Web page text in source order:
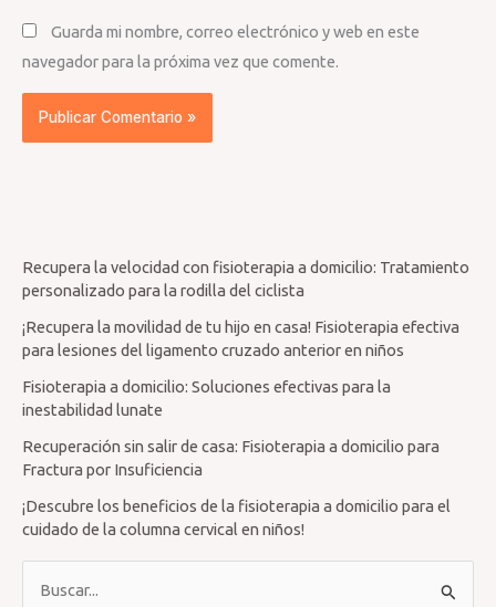
Guarda mi nombre, correo electrónico y web en este
navegador para la próxima vez que comente.
Recupera la velocidad con fisioterapia a domicilio: Tratamiento
personalizado para la rodilla del ciclista
¡Recupera la movilidad de tu hijo en casa! Fisioterapia efectiva
para lesiones del ligamento cruzado anterior en niños
Fisioterapia a domicilio: Soluciones efectivas para la
inestabilidad lunate
Recuperación sin salir de casa: Fisioterapia a domicilio para
Fractura por Insuficiencia
¡Descubre los beneficios de la fisioterapia a domicilio para el
cuidado de la columna cervical en niños!